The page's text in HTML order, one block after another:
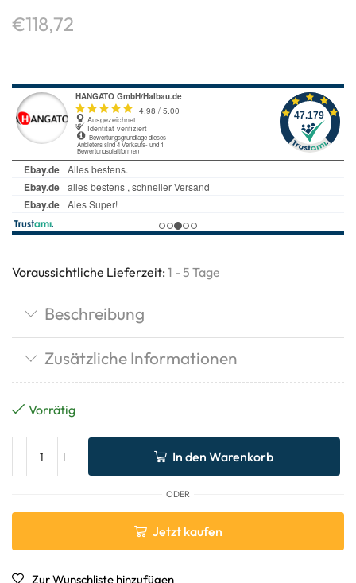
€118,72
Voraussichtliche Lieferzeit: 1 - 5 Tage
Beschreibung
Zusätzliche Informationen
Vorrätig
In den Warenkorb
ODER
Jetzt kaufen
Zur Wunschliste hinzufügen